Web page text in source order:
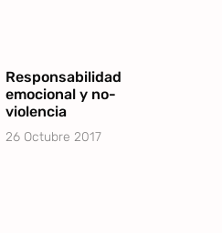
Responsabilidad
emocional y no-
violencia
26 Octubre 2017